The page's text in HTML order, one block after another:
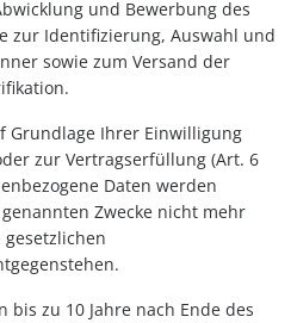
und Bewerbung des
zur Identifizierung, Auswahl und
sowie zum Versand der
Grundlage Ihrer Einwilligung
zur Vertragserfüllung (Art. 6
Daten werden
Zwecke nicht mehr
bis zu 10 Jahre nach Ende des